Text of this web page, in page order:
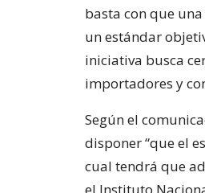
basta con que
un estándar
iniciativa busca
importadores y
Según el
disponer “que el
cual tendrá que
el Instituto